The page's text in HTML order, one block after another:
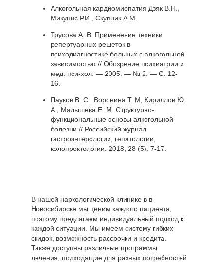
Алкогольная кардиомиопатия Дзяк В.Н.,
Микунис Р.И., Скупник А.М.
Трусова А. В. Применение техники
репертуарных решеток в
психодиагностике больных с алкогольной
зависимостью // Обозрение психиатрии и
мед. пси-хол. — 2005. — № 2. — С. 12-
16.
Пауков В. С., Воронина Т. М, Кириллов Ю.
А., Малышева Е. М. Структурно-
функциональные основы алкогольной
болезни // Российский журнал
гастроэнтерологии, гепатологии,
колопроктологии. 2018; 28 (5): 7-17.
В нашей наркологической клинике в в
Новосибирске мы ценим каждого пациента,
поэтому предлагаем индивидуальный подход к
каждой ситуации. Мы имеем систему гибких
скидок, возможность рассрочки и кредита.
Также доступны различные программы
лечения, подходящие для разных потребностей